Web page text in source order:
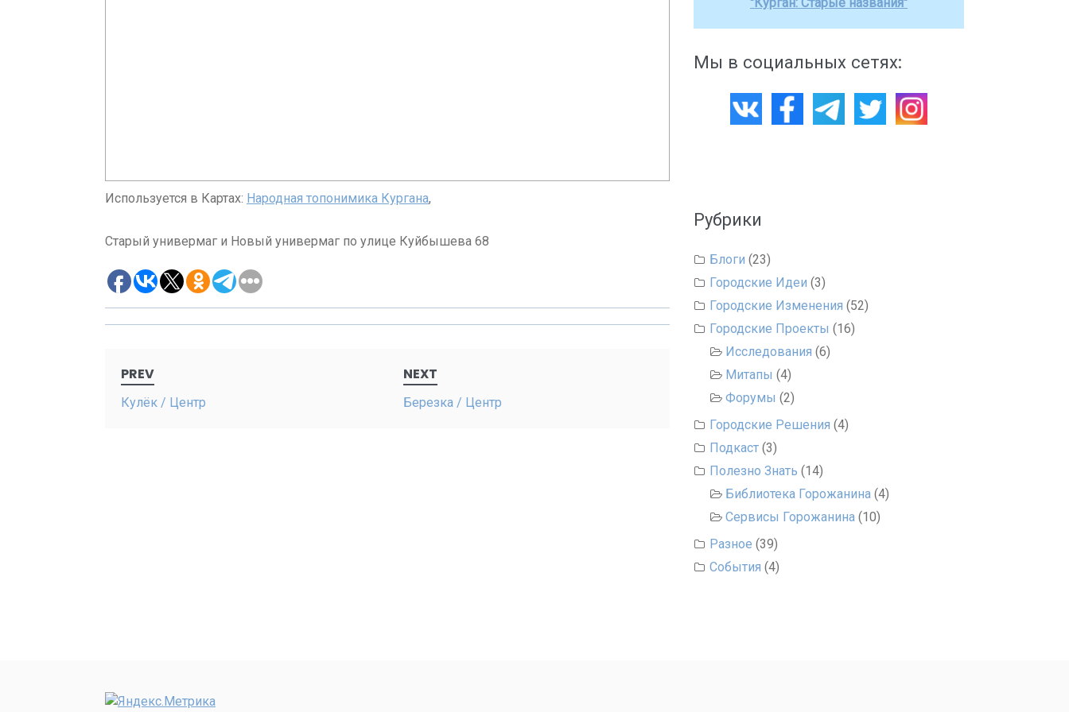
Используется в Картах: Народная топонимика Кургана,
Старый универмаг и Новый универмаг по улице Куйбышева 68
navigation
PREV
Кулёк / Центр
NEXT
Березка / Центр
Мы в социальных сетях:
Рубрики
Блоги (23)
Городские Идеи (3)
Городские Изменения (52)
Городские Проекты (16)
Исследования (6)
Митапы (4)
Форумы (2)
Городские Решения (4)
Подкаст (3)
Полезно Знать (14)
Библиотека Горожанина (4)
Сервисы Горожанина (10)
Разное (39)
События (4)